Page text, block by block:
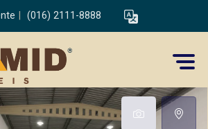
(016) 2111-8888